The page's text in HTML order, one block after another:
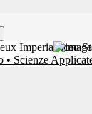
Liceo
• Scienze